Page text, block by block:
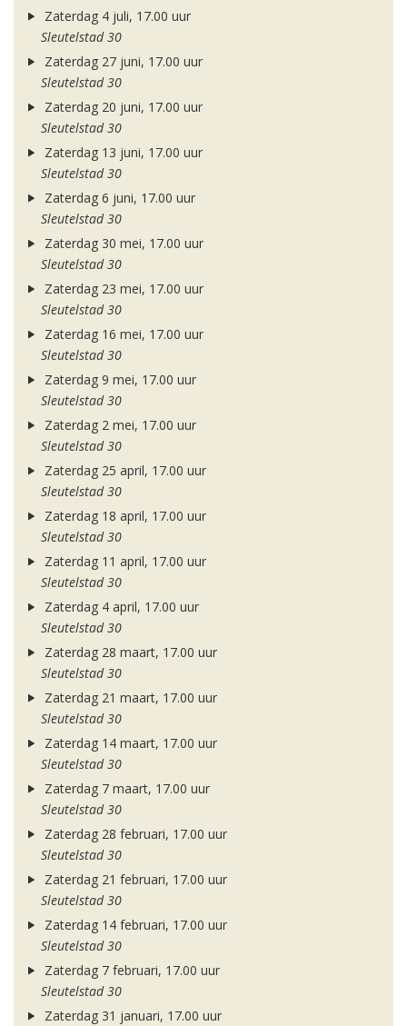
Zaterdag 4 juli, 17.00 uur
Sleutelstad 30
Zaterdag 27 juni, 17.00 uur
Sleutelstad 30
Zaterdag 20 juni, 17.00 uur
Sleutelstad 30
Zaterdag 13 juni, 17.00 uur
Sleutelstad 30
Zaterdag 6 juni, 17.00 uur
Sleutelstad 30
Zaterdag 30 mei, 17.00 uur
Sleutelstad 30
Zaterdag 23 mei, 17.00 uur
Sleutelstad 30
Zaterdag 16 mei, 17.00 uur
Sleutelstad 30
Zaterdag 9 mei, 17.00 uur
Sleutelstad 30
Zaterdag 2 mei, 17.00 uur
Sleutelstad 30
Zaterdag 25 april, 17.00 uur
Sleutelstad 30
Zaterdag 18 april, 17.00 uur
Sleutelstad 30
Zaterdag 11 april, 17.00 uur
Sleutelstad 30
Zaterdag 4 april, 17.00 uur
Sleutelstad 30
Zaterdag 28 maart, 17.00 uur
Sleutelstad 30
Zaterdag 21 maart, 17.00 uur
Sleutelstad 30
Zaterdag 14 maart, 17.00 uur
Sleutelstad 30
Zaterdag 7 maart, 17.00 uur
Sleutelstad 30
Zaterdag 28 februari, 17.00 uur
Sleutelstad 30
Zaterdag 21 februari, 17.00 uur
Sleutelstad 30
Zaterdag 14 februari, 17.00 uur
Sleutelstad 30
Zaterdag 7 februari, 17.00 uur
Sleutelstad 30
Zaterdag 31 januari, 17.00 uur